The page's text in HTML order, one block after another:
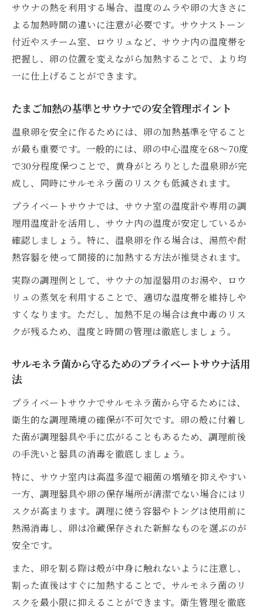
サウナの熱を利用する場合、温度のムラや卵の大きさに
よる加熱時間の違いに注意が必要です。サウナストーン
付近やスチーム室、ロウリュなど、サウナ内の温度帯を
把握し、卵の位置を変えながら加熱することで、より均
一に仕上げることができます。
たまご加熱の基準とサウナでの安全管理ポイント
温泉卵を安全に作るためには、卵の加熱基準を守ること
が最も重要です。一般的には、卵の中心温度を68～70度
で30分程度保つことで、黄身がとろりとした温泉卵が完
成し、同時にサルモネラ菌のリスクも低減されます。
プライベートサウナでは、サウナ室の温度計や専用の調
理用温度計を活用し、サウナ内の温度が安定しているか
確認しましょう。特に、温泉卵を作る場合は、湯煎や耐
熱容器を使って間接的に加熱する方法が推奨されます。
実際の調理例として、サウナの加湿器用のお湯や、ロウ
リュの蒸気を利用することで、適切な温度帯を維持しや
すくなります。ただし、加熱不足の場合は食中毒のリス
クが残るため、温度と時間の管理は徹底しましょう。
サルモネラ菌から守るためのプライベートサウナ活用
法
プライベートサウナでサルモネラ菌から守るためには、
衛生的な調理環境の確保が不可欠です。卵の殻に付着し
た菌が調理器具や手に広がることもあるため、調理前後
の手洗いと器具の消毒を徹底しましょう。
特に、サウナ室内は高温多湿で細菌の増殖を抑えやすい
一方、調理器具や卵の保存場所が清潔でない場合にはリ
スクが高まります。調理に使う容器やトングは使用前に
熱湯消毒し、卵は冷蔵保存された新鮮なものを選ぶのが
安全です。
また、卵を割る際は殻が中身に触れないように注意し、
割った直後はすぐに加熱することで、サルモネラ菌のリ
スクを最小限に抑えることができます。衛生管理を徹底